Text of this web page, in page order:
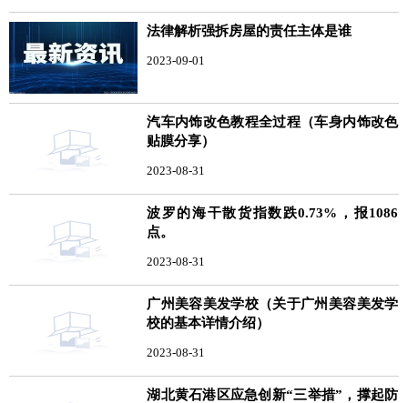
法律解析强拆房屋的责任主体是谁
2023-09-01
汽车内饰改色教程全过程（车身内饰改色
贴膜分享）
2023-08-31
波罗的海干散货指数跌0.73%，报1086
点。
2023-08-31
广州美容美发学校（关于广州美容美发学
校的基本详情介绍）
2023-08-31
湖北黄石港区应急创新“三举措”，撑起防